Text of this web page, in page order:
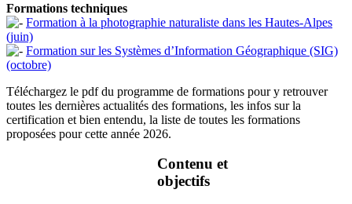
Formations techniques
Formation à la photographie naturaliste dans les Hautes-Alpes
(juin)
Formation sur les Systèmes d’Information Géographique (SIG)
(octobre)
Téléchargez le pdf du programme de formations pour y retrouver
toutes les dernières actualités des formations, les infos sur la
certification et bien entendu, la liste de toutes les formations
proposées pour cette année 2026.
Contenu et
objectifs